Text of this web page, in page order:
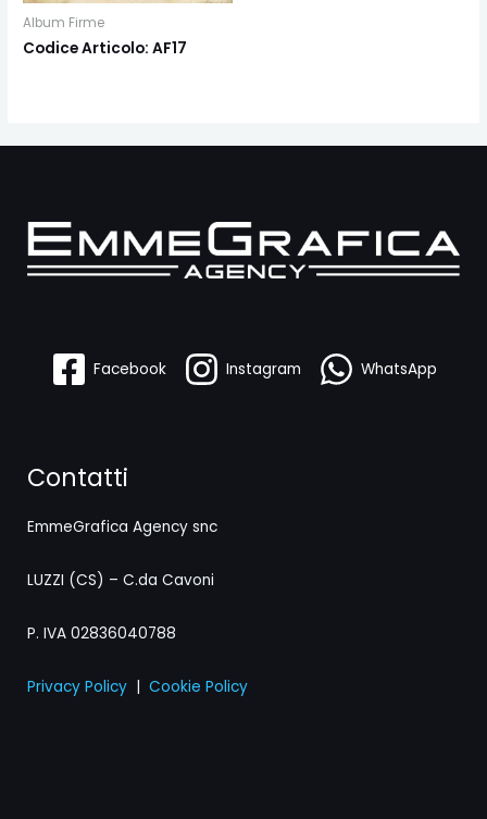
Album Firme
Codice Articolo: AF17
Facebook Instagram WhatsApp
Contatti
EmmeGrafica Agency snc
LUZZI (CS) – C.da Cavoni
P. IVA 02836040788
Privacy Policy | Cookie Policy